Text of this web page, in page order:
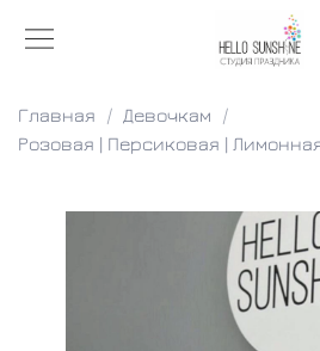
Главная
Девочкам
Розовая | Персиковая |